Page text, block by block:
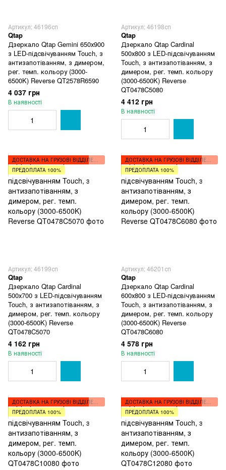
Артикул: 46196сп
Qtap
Дзеркало Qtap Gemini 650х900
з LED-підсвічуванням Touch, з
антизапотіванням, з димером,
рег. темп. кольору (3000-
6500K) Reverse QT2578R6590
4 037 грн
В наявності
Артикул: 46198сп
Qtap
Дзеркало Qtap Cardinal
500х800 з LED-підсвічуванням
Touch, з антизапотіванням, з
димером, рег. темп. кольору
(3000-6500K) Reverse
QT0478C5080
4 412 грн
В наявності
ДОСТАВКА НА ГРУЗОВІ ВІДДІЛЕННЯ
ПРЕДОПЛАТА 100%
Артикул: 46199сп
Qtap
Дзеркало Qtap Cardinal
500х700 з LED-підсвічуванням
Touch, з антизапотіванням, з
димером, рег. темп. кольору
(3000-6500K) Reverse
QT0478C5070
4 162 грн
В наявності
ДОСТАВКА НА ГРУЗОВІ ВІДДІЛЕННЯ
ПРЕДОПЛАТА 100%
Артикул: 46201сп
Qtap
Дзеркало Qtap Cardinal
600х800 з LED-підсвічуванням
Touch, з антизапотіванням, з
димером, рег. темп. кольору
(3000-6500K) Reverse
QT0478C6080
4 578 грн
В наявності
ДОСТАВКА НА ГРУЗОВІ ВІДДІЛЕННЯ
ПРЕДОПЛАТА 100%
ДОСТАВКА НА ГРУЗОВІ ВІДДІЛЕННЯ
ПРЕДОПЛАТА 100%